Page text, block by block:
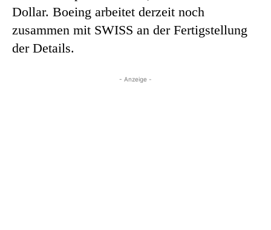
Dollar. Boeing arbeitet derzeit noch
zusammen mit SWISS an der Fertigstellung
der Details.
- Anzeige -